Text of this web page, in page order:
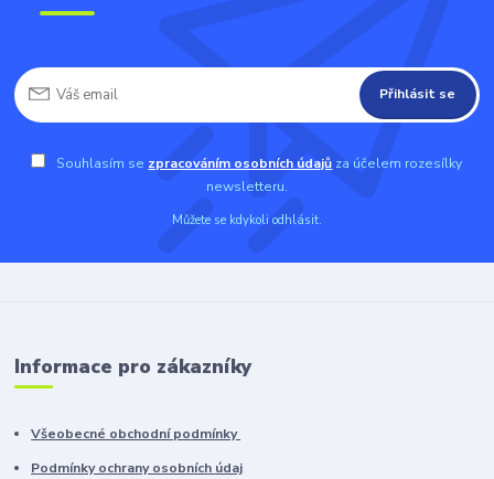
Přihlásit se
Souhlasím se zpracováním osobních údajů za účelem rozesílky
newsletteru.
Můžete se kdykoli odhlásit.
Informace pro zákazníky
Všeobecné obchodní podmínky
Podmínky ochrany osobních údaj